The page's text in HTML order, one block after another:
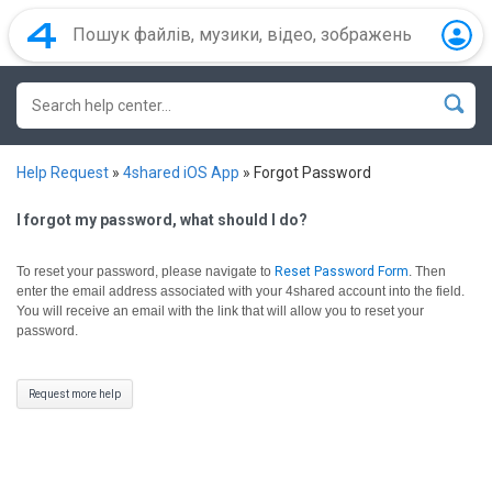
Help Request » 4shared iOS App » Forgot Password
I forgot my password, what should I do?
To reset your password, please navigate to Reset Password Form. Then
enter the email address associated with your 4shared account into the field.
You will receive an email with the link that will allow you to reset your
password.
Request more help